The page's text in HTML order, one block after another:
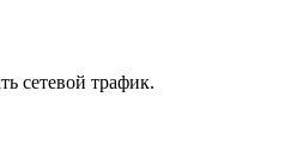
сетевой трафик.